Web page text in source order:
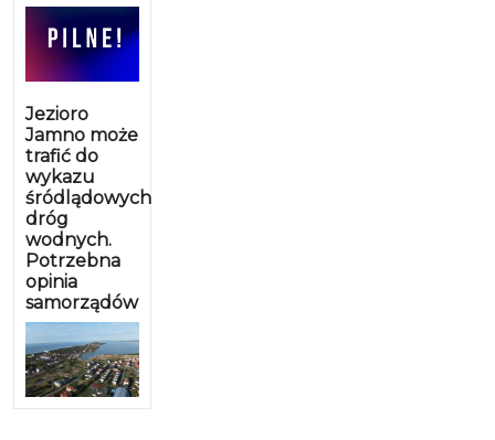
Jezioro
Jamno może
trafić do
wykazu
śródlądowych
dróg
wodnych.
Potrzebna
opinia
samorządów